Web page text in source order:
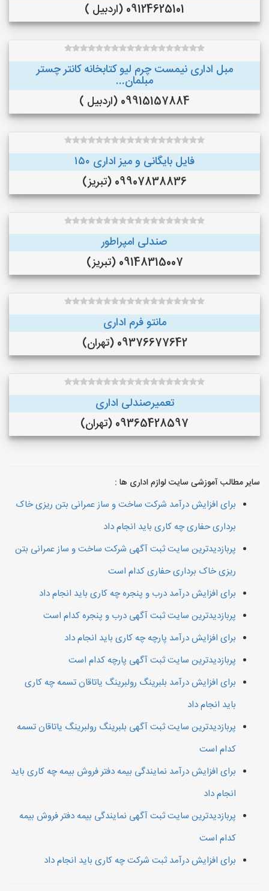
09124625101 (اردبیل )
مبل اداری نیمست چرم لیو کتابخانه کانتر چستر
مبلمان...
09915157884 (اردبیل )
فایل بایگانی و میز اداری ۱۵۰
09907838836 (تبریز)
صندلی امپراطور
09148315007 (تبریز)
مانتو فرم اداری
09376677642 (تهران)
تعمیرصندلی اداری
09365428597 (تهران)
سایر مطالب آموزشی سایت لوازم اداری ها :
برای افزایش درآمد شرکت ساخت و ساز عمرانی بتن ریزی خاک
برداری حفاری چه کاری باید انجام داد
پربازدیدترین سایت ثبت آگهی شرکت ساخت و ساز عمرانی بتن
ریزی خاک برداری حفاری کدام است
برای افزایش درآمد درب و پنجره چه کاری باید انجام داد
پربازدیدترین سایت ثبت آگهی درب و پنجره کدام است
برای افزایش درآمد پارچه چه کاری باید انجام داد
پربازدیدترین سایت ثبت آگهی پارچه کدام است
برای افزایش درآمد بلبرینگ رولبرینگ یاتاقان تسمه چه کاری
باید انجام داد
پربازدیدترین سایت ثبت آگهی بلبرینگ رولبرینگ یاتاقان تسمه
کدام است
برای افزایش درآمد نمایندگی بیمه دفتر فروش بیمه چه کاری باید
انجام داد
پربازدیدترین سایت ثبت آگهی نمایندگی بیمه دفتر فروش بیمه
کدام است
برای افزایش درآمد ثبت شرکت چه کاری باید انجام داد